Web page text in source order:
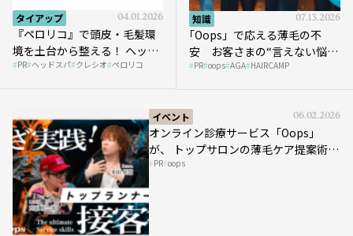
タイアップ 04.01.2026
『ペロリコ』で頭皮・毛髪環
境を土台から整える！ ヘッド
スパ比率1.5倍アップの秘策を
PR ヘッドスパ クレシオ ペロリコ
知識 07.13.2026
｢Oops」で応える薄毛の不
安 お客さまの“言えない悩
み”にどう向き合う？ ＃01
PR oops AGA HAIRCAMP
イベント 06.02.2026
オンライン診療サービス「Oops」
が、 トップサロンの薄毛ケア提案術を
HAIRCAMPで公開！
PR oops